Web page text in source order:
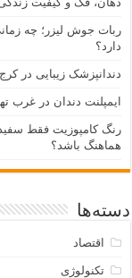
ربات جوش لیزر؛ چه
دارد؟
دندانپزشک زیبایی در
ایمپلنت دندان در غرب
رنگ کامپوزیت فقط
هماهنگ باشد؟
دسته‌ها
اقتصاد
تکنولوژی